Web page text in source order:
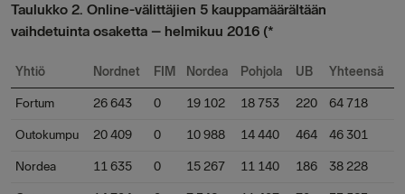
Taulukko 2. Online-välittäjien 5 kauppamäärältään
vaihdetuinta osaketta – helmikuu 2016 (*
Yhtiö Nordnet FIM Nordea Pohjola UB Yhteensä
Fortum 26 643 0 19 102 18 753 220 64 718
Outokumpu 20 409 0 10 988 14 440 464 46 301
Nordea 11 635 0 15 267 11 140 186 38 228